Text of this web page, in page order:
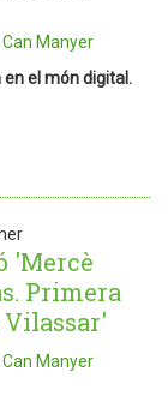
Manyer
en el món digital.
'Mercè
Primera
Manyer